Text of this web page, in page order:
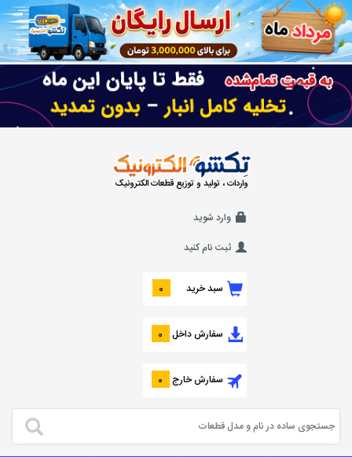
واردات ، تولید و توزیع قطعات الکترونیک
وارد شوید
ثبت نام کنید
سبد خرید 0
سفارش داخل 0
سفارش خارج 0